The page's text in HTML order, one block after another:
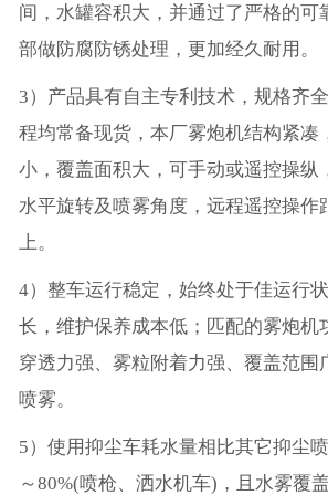
间，水罐容积大，并通过了严格的可
部做防腐防锈处理，更加经久耐用。
3）产品具有自主专利技术，规格齐
程均常备现货，本厂雾炮机结构紧凑
小，覆盖面积大，可手动或遥控操纵
水平旋转及喷雾角度，远程遥控操作
上。
4）整车运行稳定，始终处于佳运行
长，维护保养成本低；匹配的雾炮机
穿透力强、雾粒附着力强、覆盖范围
喷雾。
5）使用抑尘车耗水量相比其它抑尘
～80%(喷枪、洒水机车)，且水雾覆